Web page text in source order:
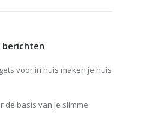
berichten
voor in huis maken je huis
de basis van je slimme